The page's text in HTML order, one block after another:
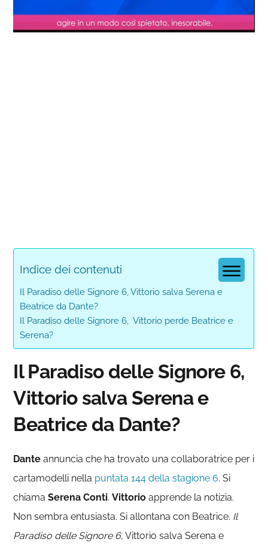
Unmute
Loaded :
0%
Progress:
0%
Indice dei contenuti
Il Paradiso delle Signore 6, Vittorio salva Serena e
Beatrice da Dante?
Il Paradiso delle Signore 6, Vittorio perde Beatrice e
Serena?
Il Paradiso delle Signore 6,
Vittorio salva Serena e
Beatrice da Dante?
Dante annuncia che ha trovato una collaboratrice per i
cartamodelli nella puntata 144 della stagione 6. Si
chiamaSerena Conti.Vittorio apprende la notizia.
Non sembra entusiasta. Si allontana con Beatrice. Il
Paradiso delle Signore 6, Vittorio salva Serena e